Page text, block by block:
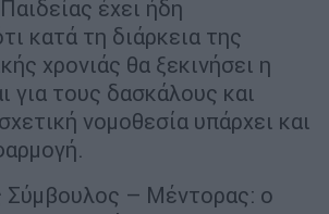
έχει ήδη
κατά τη διάρκεια της
χρονιάς θα ξεκινήσει η
για τους δασκάλους και
νομοθεσία υπάρχει και
Σύμβουλος – Μέντορας: ο